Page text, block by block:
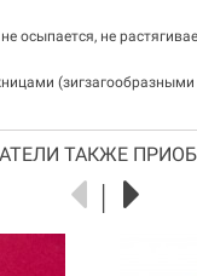
осыпается, не
(зигзагообразными
ТАКЖЕ